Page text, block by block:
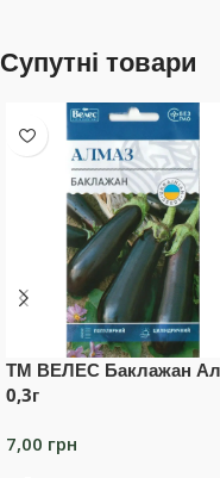
Супутні товари
ТМ ВЕЛЕС Баклажан
0,3г
7,00 грн